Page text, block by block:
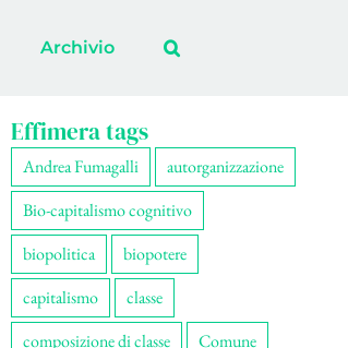
Archivio
Effimera tags
Andrea Fumagalli
autorganizzazione
Bio-capitalismo cognitivo
biopolitica
biopotere
capitalismo
classe
composizione di classe
Comune